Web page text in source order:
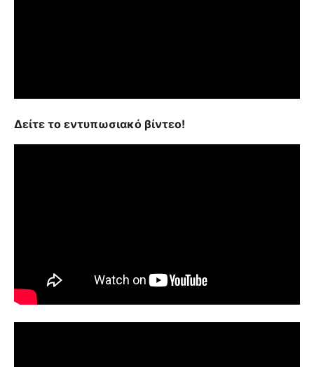
Δείτε το εντυπωσιακό βίντεο!